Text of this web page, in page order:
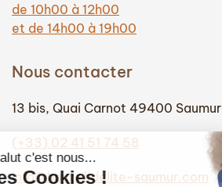
de 10h00 à 12h00
et de 14h00 à 19h00
Nous contacter
13 bis, Quai Carnot 49400 Saumur
(+33) 02 41 51 74 58
info@hautefidelite-saumur.com